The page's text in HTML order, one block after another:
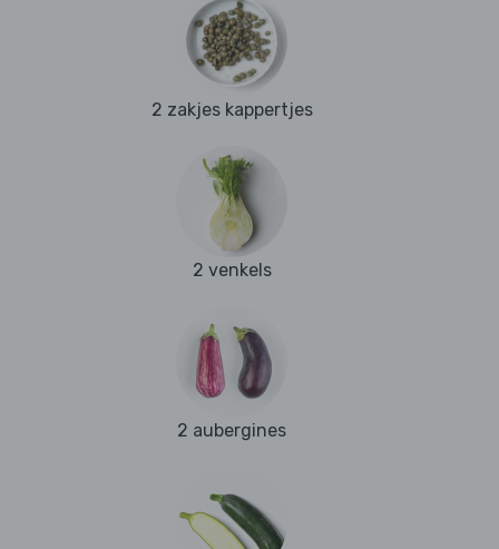
2 zakjes kappertjes
2 venkels
2 aubergines